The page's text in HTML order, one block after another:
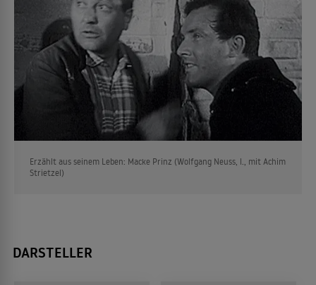
Erzählt aus seinem Leben: Macke Prinz (Wolfgang Neuss, l., mit Achim
Strietzel)
DARSTELLER